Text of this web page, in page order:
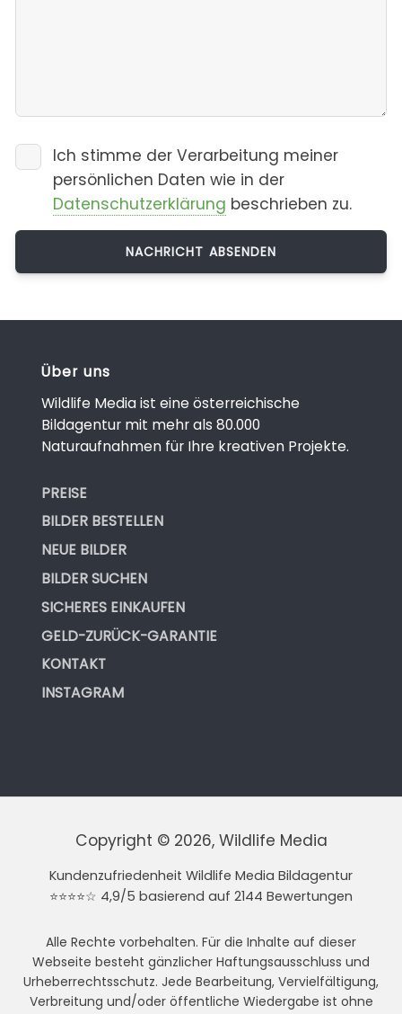
Ich stimme der Verarbeitung meiner
persönlichen Daten wie in der
Datenschutzerklärung beschrieben zu.
Über uns
Wildlife Media ist eine österreichische
Bildagentur mit mehr als 80.000
Naturaufnahmen für Ihre kreativen Projekte.
PREISE
BILDER BESTELLEN
NEUE BILDER
BILDER SUCHEN
SICHERES EINKAUFEN
GELD-ZURÜCK-GARANTIE
KONTAKT
INSTAGRAM
Copyright © 2026, Wildlife Media
Kundenzufriedenheit Wildlife Media Bildagentur
⭐⭐⭐⭐☆ 4,9/5 basierend auf 2144 Bewertungen
Alle Rechte vorbehalten. Für die Inhalte auf dieser
Webseite besteht gänzlicher Haftungsausschluss und
Urheberrechtsschutz. Jede Bearbeitung, Vervielfältigung,
Verbreitung und/oder öffentliche Wiedergabe ist ohne